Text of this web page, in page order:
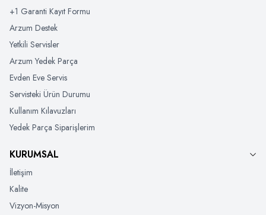
+1 Garanti Kayıt Formu
Arzum Destek
Yetkili Servisler
Arzum Yedek Parça
Evden Eve Servis
Servisteki Ürün Durumu
Kullanım Kılavuzları
Yedek Parça Siparişlerim
KURUMSAL
İletişim
Kalite
Vizyon-Misyon